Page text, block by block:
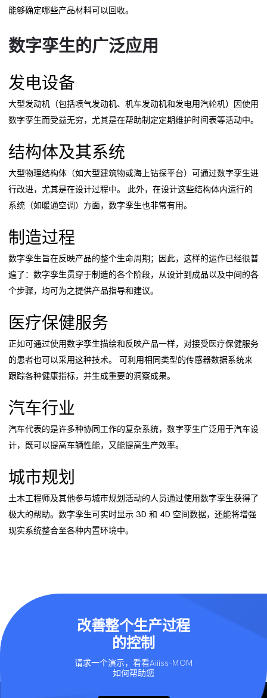
能够确定哪些产品材料可以回收。
数字孪生的广泛应用
发电设备
大型发动机（包括喷气发动机、机车发动机和发电用汽轮机）因使用
数字孪生而受益无穷，尤其是在帮助制定定期维护时间表等活动中。
结构体及其系统
大型物理结构体（如大型建筑物或海上钻探平台）可通过数字孪生进
行改进，尤其是在设计过程中。 此外，在设计这些结构体内运行的
系统（如暖通空调）方面，数字孪生也非常有用。
制造过程
数字孪生旨在反映产品的整个生命周期；因此，这样的运作已经很普
遍了：数字孪生贯穿于制造的各个阶段，从设计到成品以及中间的各
个步骤，均可为之提供产品指导和建议。
医疗保健服务
正如可通过使用数字孪生描绘和反映产品一样，对接受医疗保健服务
的患者也可以采用这种技术。 可利用相同类型的传感器数据系统来
跟踪各种健康指标，并生成重要的洞察成果。
汽车行业
汽车代表的是许多种协同工作的复杂系统，数字孪生广泛用于汽车设
计，既可以提高车辆性能，又能提高生产效率。
城市规划
土木工程师及其他参与城市规划活动的人员通过使用数字孪生获得了
极大的帮助。数字孪生可实时显示 3D 和 4D 空间数据，还能将增强
现实系统整合至各种内置环境中。
改善整个生产过程
的控制
请求一个演示，看看Aiiiss-MOM
如何帮助您